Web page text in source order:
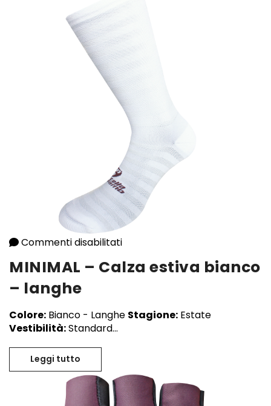
Commenti disabilitati
MINIMAL – Calza estiva bianco
– langhe
Colore: Bianco - Langhe Stagione: Estate
Vestibilità:Standard...
Leggi tutto